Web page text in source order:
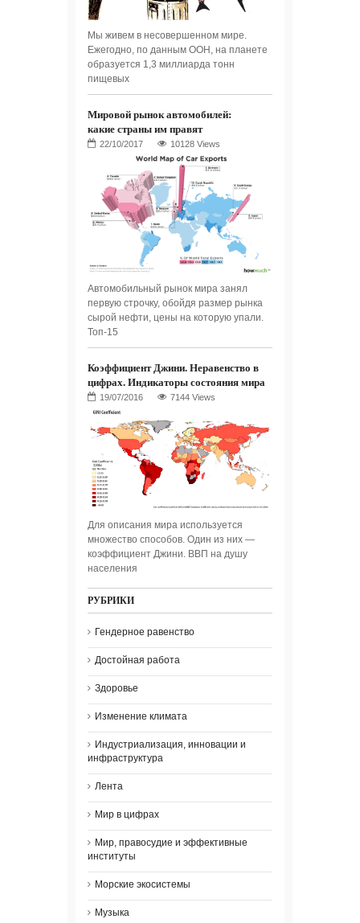
Мы живем в несовершенном мире.
Ежегодно, по данным ООН, на планете
образуется 1,3 миллиарда тонн
пищевых
Мировой рынок автомобилей:
какие страны им правят
10128 Views
Автомобильный рынок мира занял
первую строчку, обойдя размер рынка
сырой нефти, цены на которую упали.
Топ-15
Коэффициент Джини. Неравенство в
цифрах. Индикаторы состояния мира
7144 Views
Для описания мира используется
множество способов. Один из них —
коэффициент Джини. ВВП на душу
населения
РУБРИКИ
Гендерное равенство
Достойная работа
Здоровье
Изменение климата
Индустриализация, инновации и
инфраструктура
Лента
Мир в цифрах
Мир, правосудие и эффективные
институты
Морские экосистемы
Музыка